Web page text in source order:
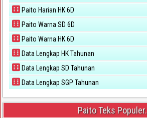
Paito Harian HK 6D
Paito Warna SD 6D
Paito Warna HK 6D
Data Lengkap HK Tahunan
Data Lengkap SD Tahunan
Data Lengkap SGP Tahunan
Paito Teks Populer.